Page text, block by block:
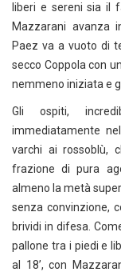
liberi e sereni sia il
Mazzarani avanza
Paez va a vuoto di
secco Coppola con
nemmeno iniziata e
Gli ospiti,
immediatamente
varchi ai rossoblù,
frazione di pura
almeno la metà
senza convinzione,
brividi in difesa.
pallone tra i piedi e
al 18’, con